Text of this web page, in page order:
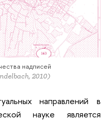
надписей
2010)
направлений в
науке является